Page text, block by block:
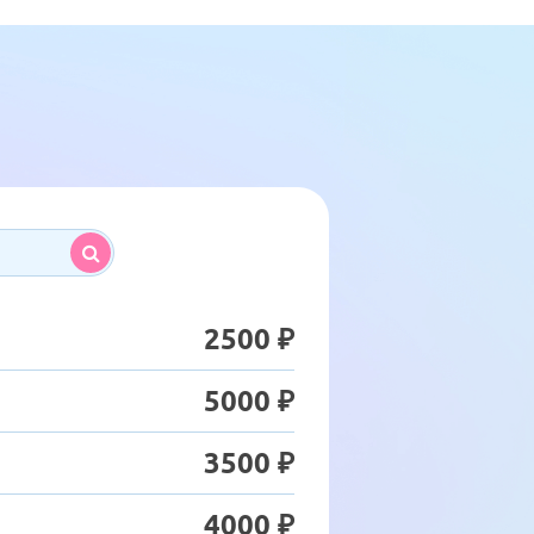
2500 ₽
5000 ₽
3500 ₽
4000 ₽